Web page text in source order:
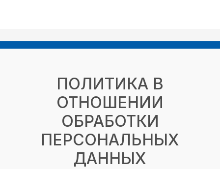
ПОЛИТИКА В
ОТНОШЕНИИ
ОБРАБОТКИ
ПЕРСОНАЛЬНЫХ
ДАННЫХ